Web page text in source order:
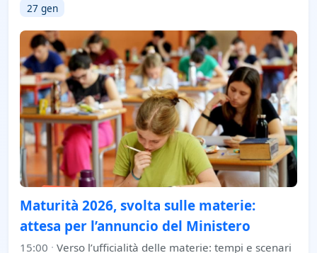
27 gen
Maturità 2026, svolta sulle materie:
attesa per l’annuncio del Ministero
15:00 · Verso l’ufficialità delle materie: tempi e scenari